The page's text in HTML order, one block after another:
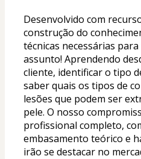
Desenvolvido com
construção do
técnicas necessárias
assunto! Aprendendo
cliente, identificar o tipo
saber quais os tipos de
lesões que podem ser
pele. O nosso
profissional completo,
embasamento teórico e
irão se destacar no